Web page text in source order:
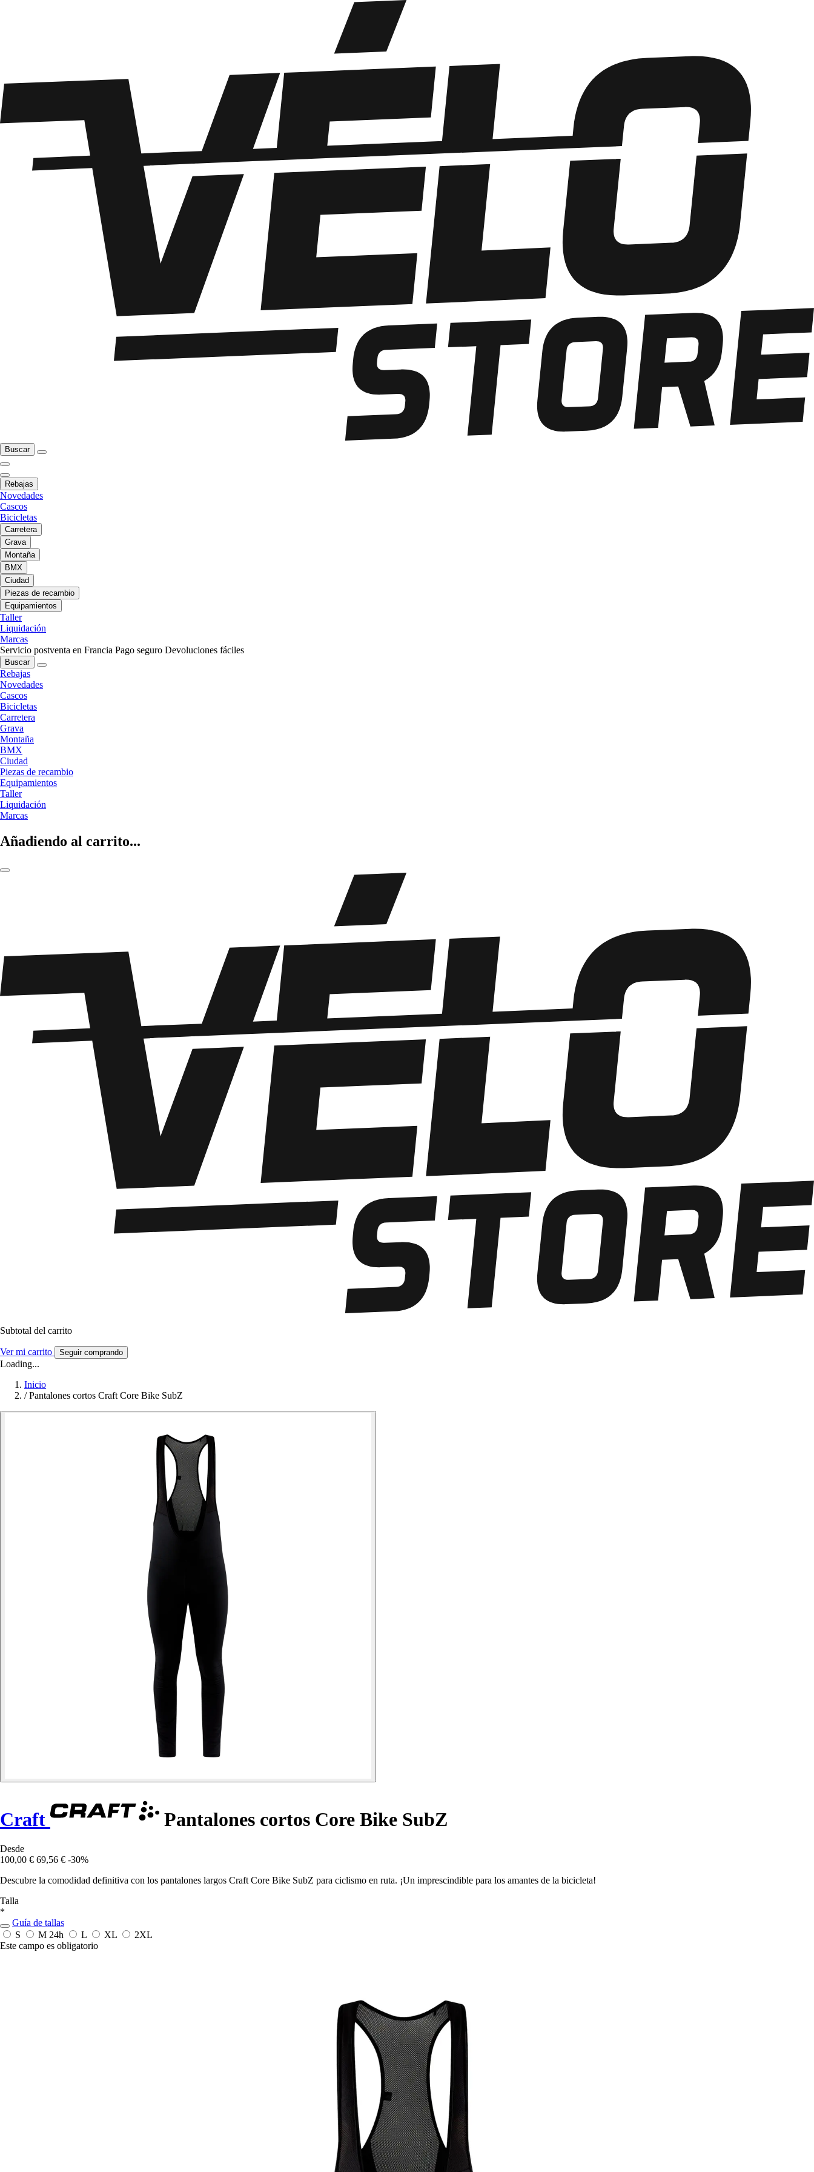
Buscar
Rebajas
Novedades
Cascos
Bicicletas
Carretera
Grava
Montaña
BMX
Ciudad
Piezas de recambio
Equipamientos
Taller
Liquidación
Marcas
Servicio postventa en Francia Pago seguro Devoluciones fáciles
Buscar
Rebajas
Novedades
Cascos
Bicicletas
Carretera
Grava
Montaña
BMX
Ciudad
Piezas de recambio
Equipamientos
Taller
Liquidación
Marcas
Añadiendo al carrito...
Subtotal del carrito
Ver mi carrito Seguir comprando
Loading...
Inicio
/ Pantalones cortos Craft Core Bike SubZ
Craft Pantalones cortos Core Bike SubZ
Desde
100,00 € 69,56 € -30%
Descubre la comodidad definitiva con los pantalones largos Craft Core Bike SubZ para ciclismo en ruta. ¡Un imprescindible para los amantes de la bicicleta!
Talla
*
Guía de tallas
S
M 24h L XL
2XL
Este campo es obligatorio